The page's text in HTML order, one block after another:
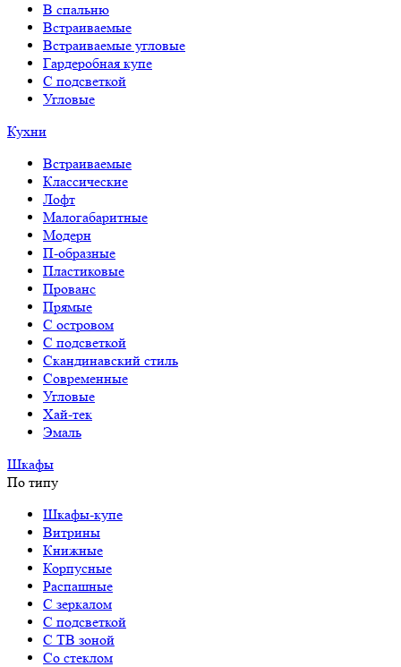
В спальню
Встраиваемые
Встраиваемые угловые
Гардеробная купе
С подсветкой
Угловые
Кухни
Встраиваемые
Классические
Лофт
Малогабаритные
Модерн
П-образные
Пластиковые
Прованс
Прямые
С островом
С подсветкой
Скандинавский стиль
Современные
Угловые
Хай-тек
Эмаль
Шкафы
По типу
Шкафы-купе
Витрины
Книжные
Корпусные
Распашные
С зеркалом
С подсветкой
С ТВ зоной
Со стеклом